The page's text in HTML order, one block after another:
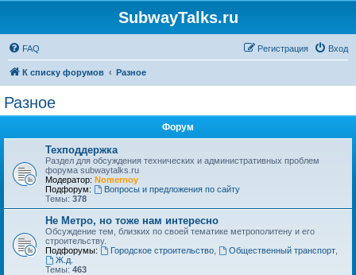
SubwayTalks.ru
FAQ Вход
Регистрация
К списку форумов Разное
Разное
Форум
Техподдержка
Раздел для обсуждения технических и административных проблем
форума subwaytalks.ru
Модератор: Nomernoy
Подфорум:
Вопросы и предложения по сайту
Темы: 378
Не Метро, но тоже нам интересно
Обсуждение тем, близких по своей тематике метрополитену и его
строительству.
Подфорумы:
Городское строительство, Общественный транспорт,
Ж.д.
Темы: 463